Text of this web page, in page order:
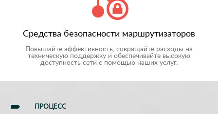
Средства безопасности маршрутизаторов
Повышайте эффективность, сокращайте расходы на
техническую поддержку и обеспечивайте высокую
доступность сети с помощью наших услуг.
ПРОЦЕСС